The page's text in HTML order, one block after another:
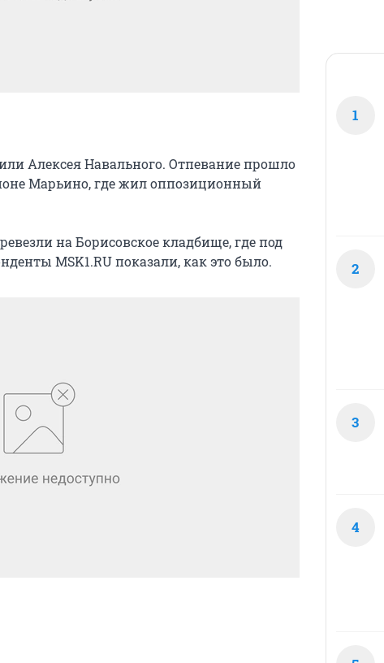
Алексея Навального. Отпевание прошло
Марьино, где жил оппозиционный
на Борисовское кладбище, где под
MSK1.RU показали, как это было.
1
2
3
4